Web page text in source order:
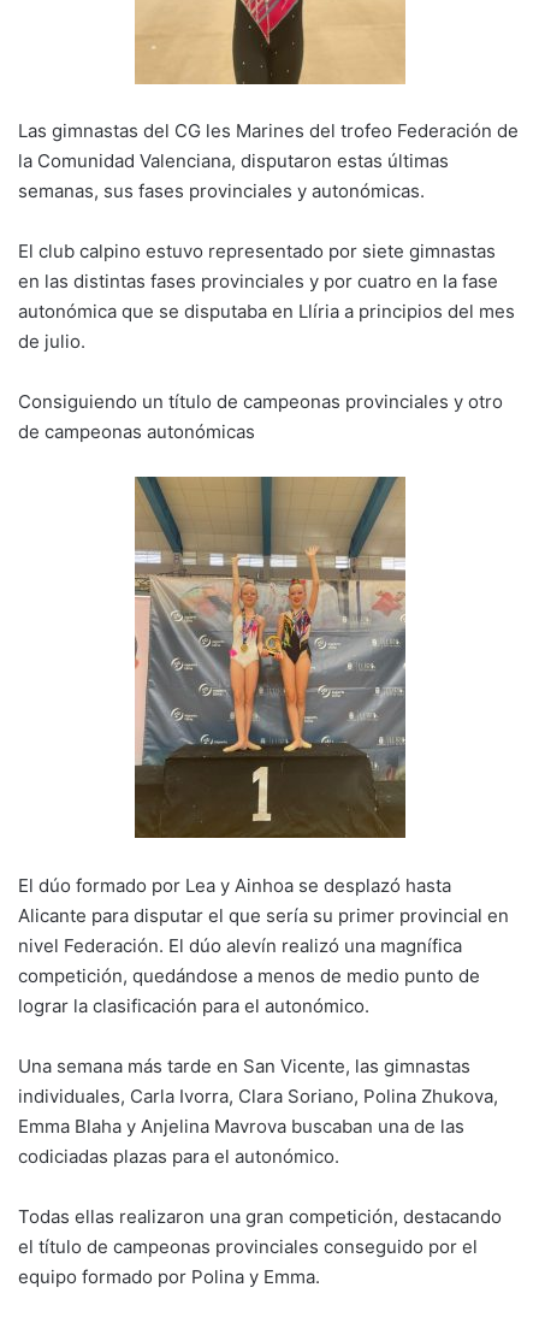
Las gimnastas del CG les Marines del trofeo Federación de
la Comunidad Valenciana, disputaron estas últimas
semanas, sus fases provinciales y autonómicas.
El club calpino estuvo representado por siete gimnastas
en las distintas fases provinciales y por cuatro en la fase
autonómica que se disputaba en Llíria a principios del mes
de julio.
Consiguiendo un título de campeonas provinciales y otro
de campeonas autonómicas
El dúo formado por Lea y Ainhoa se desplazó hasta
Alicante para disputar el que sería su primer provincial en
nivel Federación. El dúo alevín realizó una magnífica
competición, quedándose a menos de medio punto de
lograr la clasificación para el autonómico.
Una semana más tarde en San Vicente, las gimnastas
individuales, Carla Ivorra, Clara Soriano, Polina Zhukova,
Emma Blaha y Anjelina Mavrova buscaban una de las
codiciadas plazas para el autonómico.
Todas ellas realizaron una gran competición, destacando
el título de campeonas provinciales conseguido por el
equipo formado por Polina y Emma.